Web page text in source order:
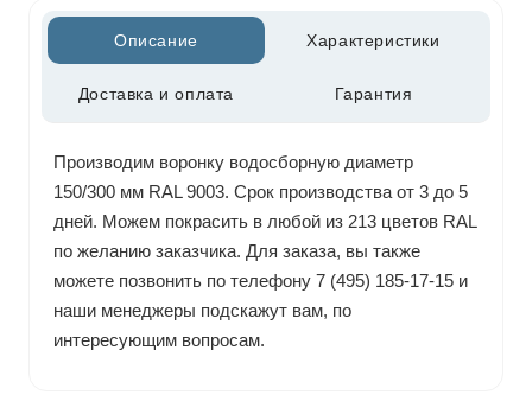
Описание Характеристики
Доставка и оплата Гарантия
Производим воронку водосборную диаметр
150/300 мм RAL 9003. Срок производства от 3 до 5
дней. Можем покрасить в любой из 213 цветов RAL
по желанию заказчика. Для заказа, вы также
можете позвонить по телефону 7 (495) 185-17-15 и
наши менеджеры подскажут вам, по
интересующим вопросам.